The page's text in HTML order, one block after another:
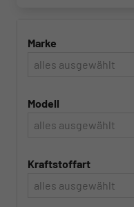
Marke
alles ausgewählt
Modell
alles ausgewählt
Kraftstoffart
alles ausgewählt